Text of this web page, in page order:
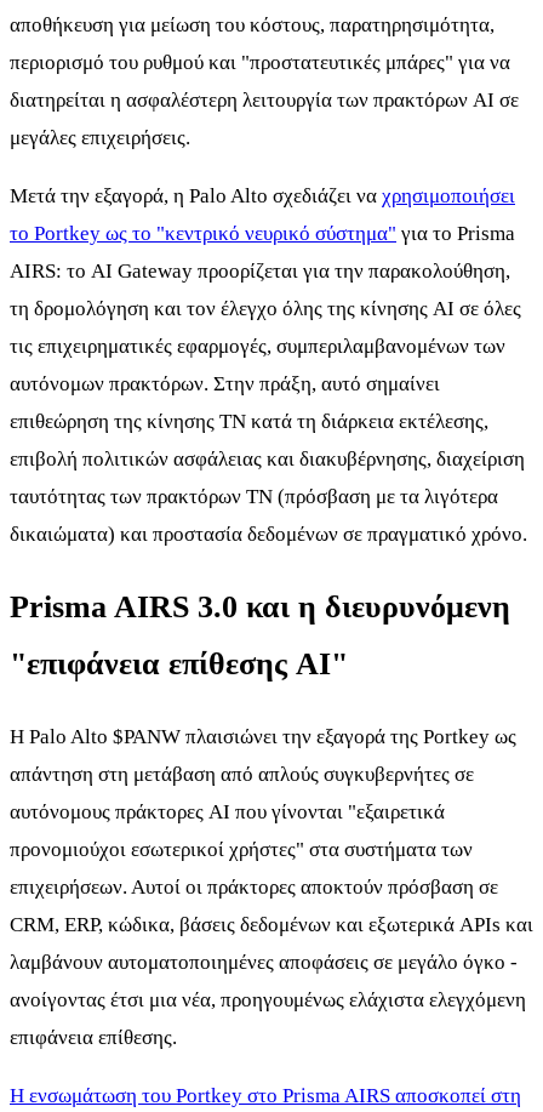
αποθήκευση για μείωση του κόστους, παρατηρησιμότητα,
περιορισμό του ρυθμού και "προστατευτικές μπάρες" για να
διατηρείται η ασφαλέστερη λειτουργία των πρακτόρων AI σε
μεγάλες επιχειρήσεις.
Μετά την εξαγορά, η Palo Alto σχεδιάζει να χρησιμοποιήσει
το Portkey ως το "κεντρικό νευρικό σύστημα" για το Prisma
AIRS: το AI Gateway προορίζεται για την παρακολούθηση,
τη δρομολόγηση και τον έλεγχο όλης της κίνησης AI σε όλες
τις επιχειρηματικές εφαρμογές, συμπεριλαμβανομένων των
αυτόνομων πρακτόρων. Στην πράξη, αυτό σημαίνει
επιθεώρηση της κίνησης ΤΝ κατά τη διάρκεια εκτέλεσης,
επιβολή πολιτικών ασφάλειας και διακυβέρνησης, διαχείριση
ταυτότητας των πρακτόρων ΤΝ (πρόσβαση με τα λιγότερα
δικαιώματα) και προστασία δεδομένων σε πραγματικό χρόνο.
Prisma AIRS 3.0 και η διευρυνόμενη
"επιφάνεια επίθεσης AI"
Η Palo Alto $PANW πλαισιώνει την εξαγορά της Portkey ως
απάντηση στη μετάβαση από απλούς συγκυβερνήτες σε
αυτόνομους πράκτορες AI που γίνονται "εξαιρετικά
προνομιούχοι εσωτερικοί χρήστες" στα συστήματα των
επιχειρήσεων. Αυτοί οι πράκτορες αποκτούν πρόσβαση σε
CRM, ERP, κώδικα, βάσεις δεδομένων και εξωτερικά APIs και
λαμβάνουν αυτοματοποιημένες αποφάσεις σε μεγάλο όγκο -
ανοίγοντας έτσι μια νέα, προηγουμένως ελάχιστα ελεγχόμενη
επιφάνεια επίθεσης.
Η ενσωμάτωση του Portkey στο Prisma AIRS αποσκοπεί στη